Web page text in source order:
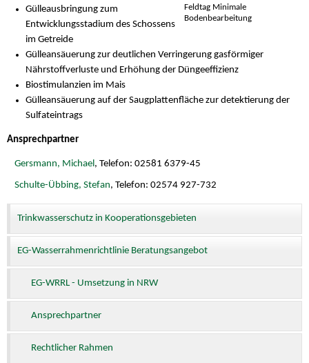
Feldtag Minimale
Bodenbearbeitung
Gülleausbringung zum
Entwicklungsstadium des Schossens
im Getreide
Gülleansäuerung zur deutlichen Verringerung gasförmiger
Nährstoffverluste und Erhöhung der Düngeeffizienz
Biostimulanzien im Mais
Gülleansäuerung auf der Saugplattenfläche zur detektierung der
Sulfateintrags
Ansprechpartner
Gersmann, Michael, Telefon: 02581 6379-45
Schulte-Übbing, Stefan, Telefon: 02574 927-732
Trinkwasserschutz in Kooperationsgebieten
EG-Wasserrahmenrichtlinie Beratungsangebot
EG-WRRL - Umsetzung in NRW
Ansprechpartner
Rechtlicher Rahmen